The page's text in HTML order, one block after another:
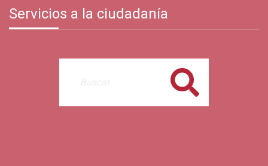
Servicios a la ciudadanía
Buscar